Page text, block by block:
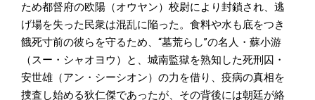
ため都督府の欧陽（オウヤン）校尉により封鎖され、逃
げ場を失った民衆は混乱に陥った。食料や水も底をつき
餓死寸前の彼らを守るため、“墓荒らし”の名人・蘇小游
（スー・シャオヨウ）と、城南監獄を熟知した死刑囚・
安世雄（アン・シーシオン）の力を借り、疫病の真相を
捜査し始める狄仁傑であったが、その背後には朝廷が絡